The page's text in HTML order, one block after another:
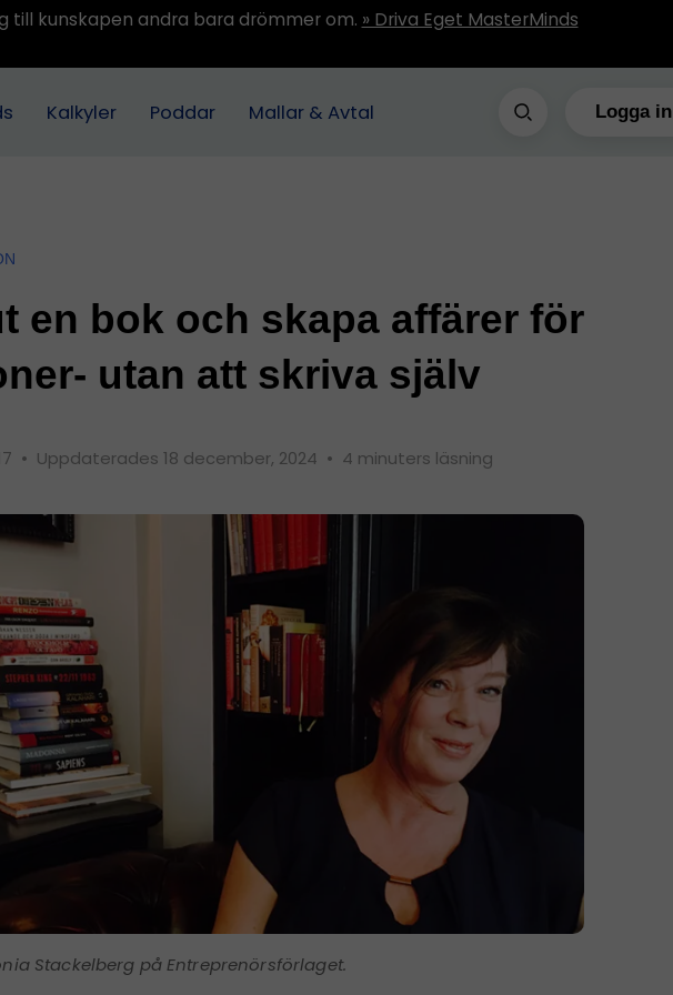
till kunskapen andra bara drömmer om. » Driva Eget MasterMinds
Kalkyler Poddar Mallar & Avtal Logga in
en bok och skapa affärer för
utan att skriva själv
• Uppdaterades 18 december, 2024 • 4 minuters läsning
Stackelberg på Entreprenörsförlaget.